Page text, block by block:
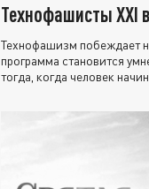
Технофашисты XXI
Технофашизм побеждает
программа становится
тогда, когда человек